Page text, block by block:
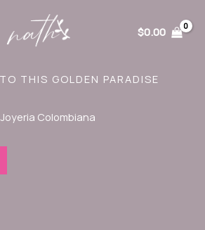
$0.00
THIS GOLDEN PARADISE
Joyeria Colombiana